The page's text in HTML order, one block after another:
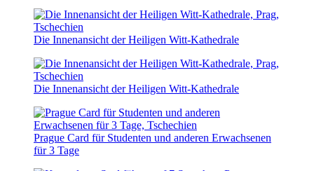
Die Innenansicht der Heiligen Witt-Kathedrale
Die Innenansicht der Heiligen Witt-Kathedrale
Prague Card für Studenten und anderen Erwachsenen
für 3 Tage